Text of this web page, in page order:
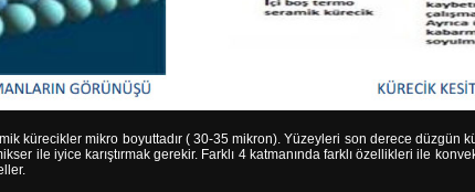
kürecikler mikro boyuttadır ( 30-35 mikron). Yüzeyleri son derece düzgün
ile iyice karıştırmak gerekir. Farklı 4 katmanında farklı özellikleri ile